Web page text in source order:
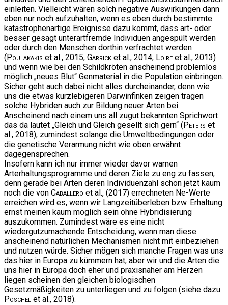
einleiten. Vielleicht wären solch negative Auswirkungen dann
eben nur noch aufzuhalten, wenn es eben durch bestimmte
katastrophenartige Ereignisse dazu kommt, dass art- oder
besser gesagt unterartfremde Individuen angespült werden
oder durch den Menschen dorthin verfrachtet werden
( Poulakakis et al., 2015; Garrick et al., 2014; Loire et al., 2013)
und wenn wie bei den Schildkröten anscheinend problemlos
möglich „neues Blut“ Genmaterial in die Population einbringen.
Sicher geht auch dabei nicht alles durcheinander, denn wie
uns die etwas kurzlebigeren Darwinfinken zeigen tragen
solche Hybriden auch zur Bildung neuer Arten bei.
Anscheinend nach einem uns all zugut bekannten Sprichwort
das da lautet „Gleich und Gleich gesellt sich gern“ ( Peters et
al., 2018), zumindest solange die Umweltbedingungen oder
die genetische Verarmung nicht wie oben erwähnt
dagegensprechen.
Insofern kann ich nur immer wieder davor warnen
Arterhaltungsprogramme und deren Ziele zu eng zu fassen,
denn gerade bei Arten deren Individuenzahl schon jetzt kaum
noch die von Caballero et al., (2017) errechneten Ne-Werte
erreichen wird es, wenn wir Langzeitüberleben bzw. Erhaltung
ernst meinen kaum möglich sein ohne Hybridisierung
auszukommen. Zumindest wäre es eine nicht
wiedergutzumachende Entscheidung, wenn man diese
anscheinend natürlichen Mechanismen nicht mit einbeziehen
und nutzen würde. Sicher mögen sich manche Fragen was uns
das hier in Europa zu kümmern hat, aber wir und die Arten die
uns hier in Europa doch eher und praxisnäher am Herzen
liegen scheinen den gleichen biologischen
Gesetzmäßigkeiten zu unterliegen und zu folgen (siehe dazu
Pöschel et al., 2018).